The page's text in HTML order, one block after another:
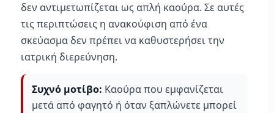
δεν αντιμετωπίζεται ως απλή καούρα. Σε αυτές
τις περιπτώσεις η ανακούφιση από ένα
σκεύασμα δεν πρέπει να καθυστερήσει την
ιατρική διερεύνηση.
Συχνό μοτίβο: Καούρα που εμφανίζεται
μετά από φαγητό ή όταν ξαπλώνετε μπορεί